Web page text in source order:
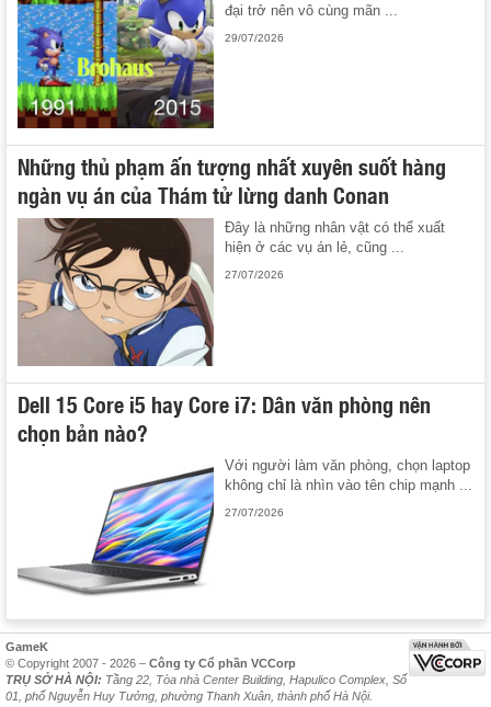
đại trở nên vô cùng mãn ...
29/07/2026
Những thủ phạm ấn tượng nhất xuyên suốt hàng
ngàn vụ án của Thám tử lừng danh Conan
Đây là những nhân vật có thể xuất
hiện ở các vụ án lẻ, cũng ...
27/07/2026
Dell 15 Core i5 hay Core i7: Dân văn phòng nên
chọn bản nào?
Với người làm văn phòng, chọn laptop
không chỉ là nhìn vào tên chip mạnh ...
27/07/2026
GameK
© Copyright 2007 - 2026 – Công ty Cổ phần VCCorp
TRỤ SỞ HÀ NỘI: Tầng 22, Tòa nhà Center Building, Hapulico Complex, Số
01, phố Nguyễn Huy Tưởng, phường Thanh Xuân, thành phố Hà Nội.